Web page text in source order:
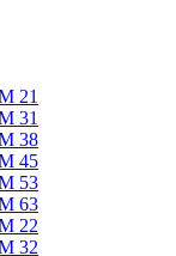
21
31
38
45
53
63
22
32